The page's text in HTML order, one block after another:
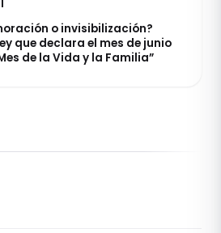
o invisibilización?
que declara el mes de junio
de la Vida y la Familia”